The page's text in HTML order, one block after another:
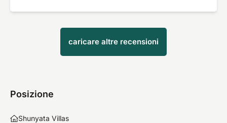
caricare altre recensioni
Posizione
Shunyata Villas